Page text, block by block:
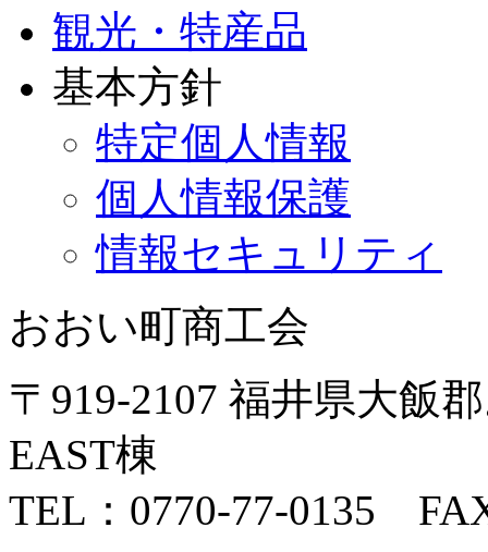
観光・特産品
基本方針
特定個人情報
個人情報保護
情報セキュリティ
おおい町商工会
〒919-2107 福井県大飯
EAST棟
TEL：0770-77-0135